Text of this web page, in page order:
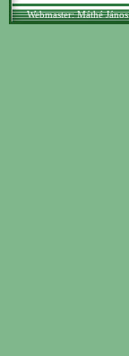
Webmaster: Máthé János